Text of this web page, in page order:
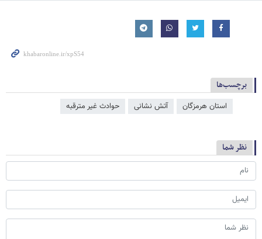
برچسب‌ها
استان هرمزگان آتش‌ نشانی حوادث غیر مترقبه
نظر شما